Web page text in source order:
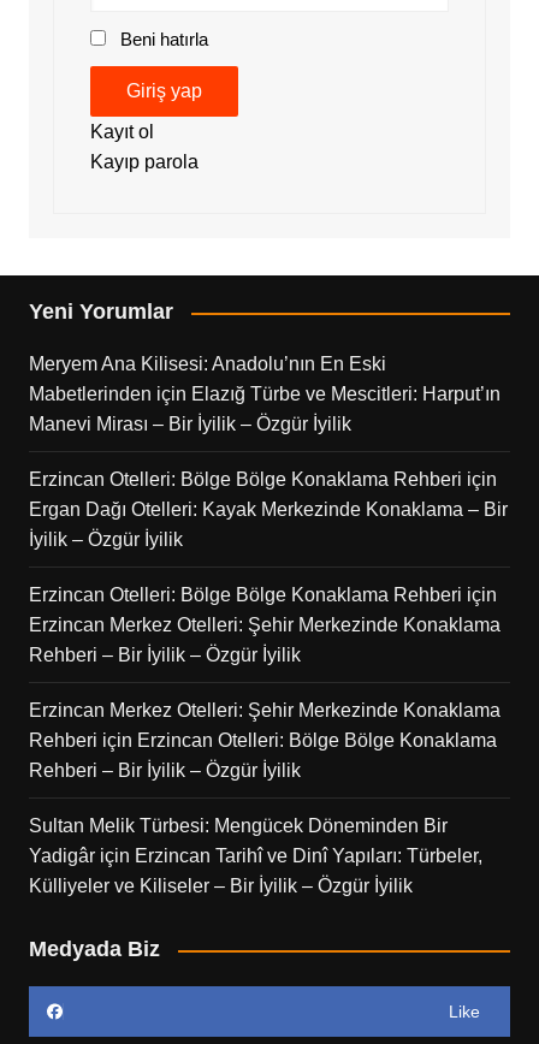
Beni hatırla
Giriş yap
Kayıt ol
Kayıp parola
Yeni Yorumlar
Meryem Ana Kilisesi: Anadolu’nın En Eski
Mabetlerinden için Elazığ Türbe ve Mescitleri: Harput’ın
Manevi Mirası – Bir İyilik – Özgür İyilik
Erzincan Otelleri: Bölge Bölge Konaklama Rehberi için
Ergan Dağı Otelleri: Kayak Merkezinde Konaklama – Bir
İyilik – Özgür İyilik
Erzincan Otelleri: Bölge Bölge Konaklama Rehberi için
Erzincan Merkez Otelleri: Şehir Merkezinde Konaklama
Rehberi – Bir İyilik – Özgür İyilik
Erzincan Merkez Otelleri: Şehir Merkezinde Konaklama
Rehberi için Erzincan Otelleri: Bölge Bölge Konaklama
Rehberi – Bir İyilik – Özgür İyilik
Sultan Melik Türbesi: Mengücek Döneminden Bir
Yadigâriçin Erzincan Tarihî ve Dinî Yapıları: Türbeler,
Külliyeler ve Kiliseler – Bir İyilik – Özgür İyilik
Medyada Biz
Like